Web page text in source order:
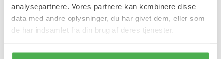
analysepartnere. Vores partnere kan kombinere disse
data med andre oplysninger, du har givet dem, eller som
de har indsamlet fra din brug af deres tjenester.
Alpenhof Cremer mod ømhed Køle/varme creme
Vil du have besked når varen er på lager igen?
Ja tak, jeg vil gerne modtage 1 besked pr. e-mail, når varen er på